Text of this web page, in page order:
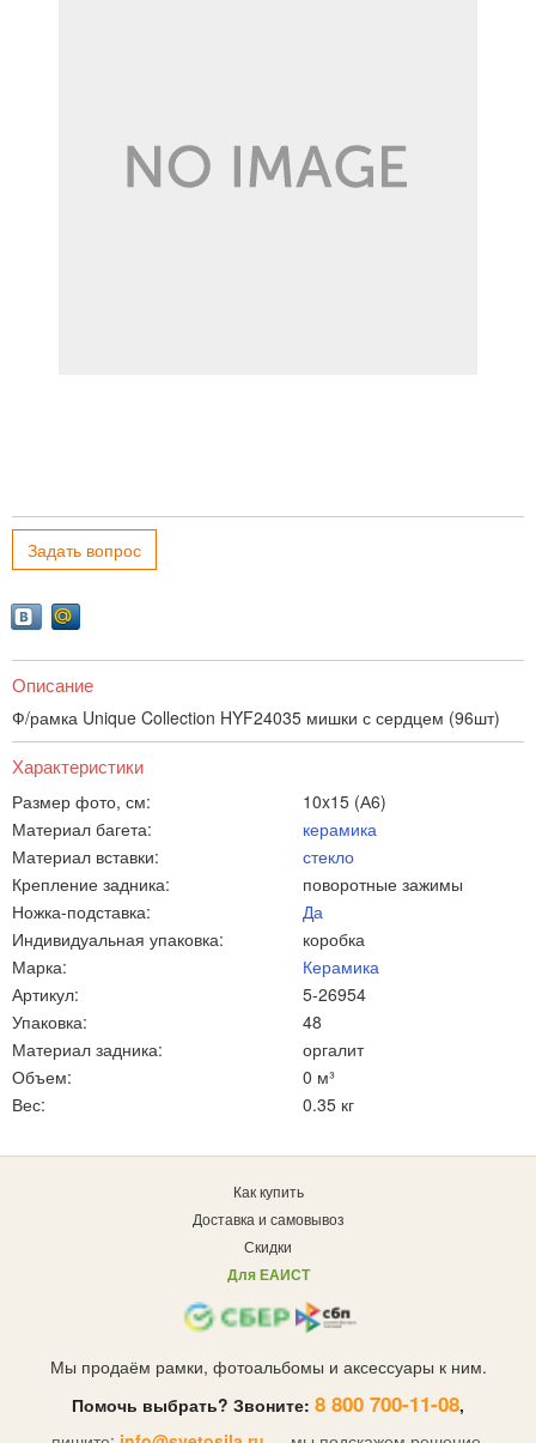
Задать вопрос
Описание
Ф/рамка Unique Collection HYF24035 мишки с сердцем (96шт)
Характеристики
Размер фото, см:
10x15 (А6)
Материал багета:
керамика
Материал вставки:
стекло
Крепление задника:
поворотные зажимы
Ножка-подставка:
Да
Индивидуальная упаковка:
коробка
Марка:
Керамика
Артикул:
5-26954
Упаковка:
48
Материал задника:
оргалит
Объем:
0 м³
Вес:
0.35 кг
Как купить
Доставка и самовывоз
Скидки
Для ЕАИСТ
Мы продаём рамки, фотоальбомы и аксессуары к ним.
Помочь выбрать? Звоните: 8 800 700-11-08,